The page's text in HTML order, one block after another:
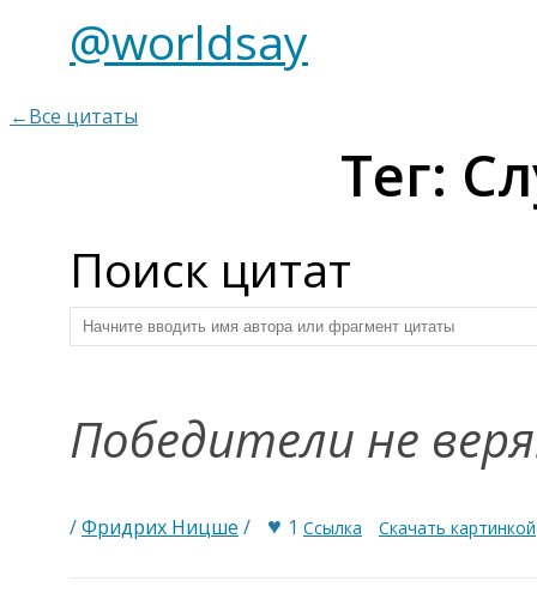
@worldsay
←Все цитаты
Тег:
Поиск цитат
Победители не
/Фридрих Ницше / ♥ 1 Ссылка Скачать картинкой